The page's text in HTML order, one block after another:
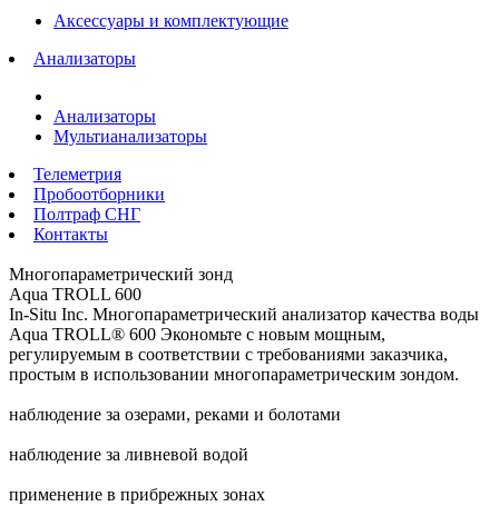
Аксессуары и комплектующие
Анализаторы
Анализаторы
Мультианализаторы
Телеметрия
Пробоотборники
Полтраф СНГ
Контакты
Многопараметрический зонд
Aqua TROLL 600
In-Situ Inc. Многопараметрический анализатор качества воды
Aqua TROLL® 600 Экономьте с новым мощным,
регулируемым в соответствии с требованиями заказчика,
простым в использовании многопараметрическим зондом.
наблюдение за озерами, реками и болотами
наблюдение за ливневой водой
применение в прибрежных зонах